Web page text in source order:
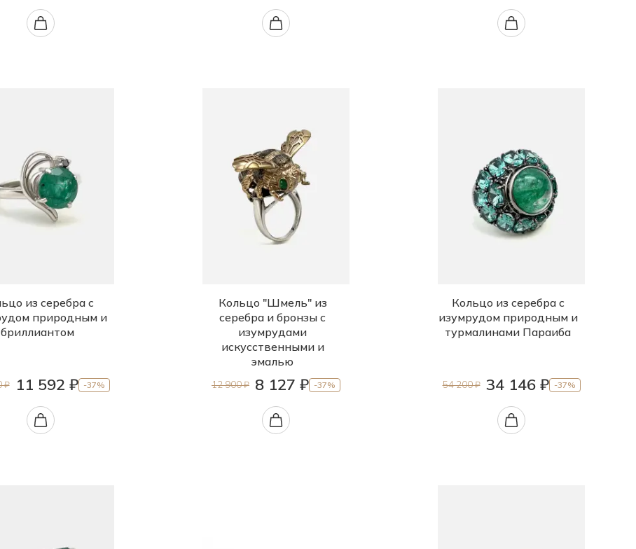
из серебра с
природным и
бриллиантом
₽ 11 592 ₽ -37%
Кольцо "Шмель" из
серебра и бронзы с
изумрудами
искусственными и
эмалью
12 900 ₽ 8 127 ₽ -37%
Кольцо из серебра с
изумрудом природным и
турмалинами Параиба
54 200 ₽ 34 146 ₽ -37%